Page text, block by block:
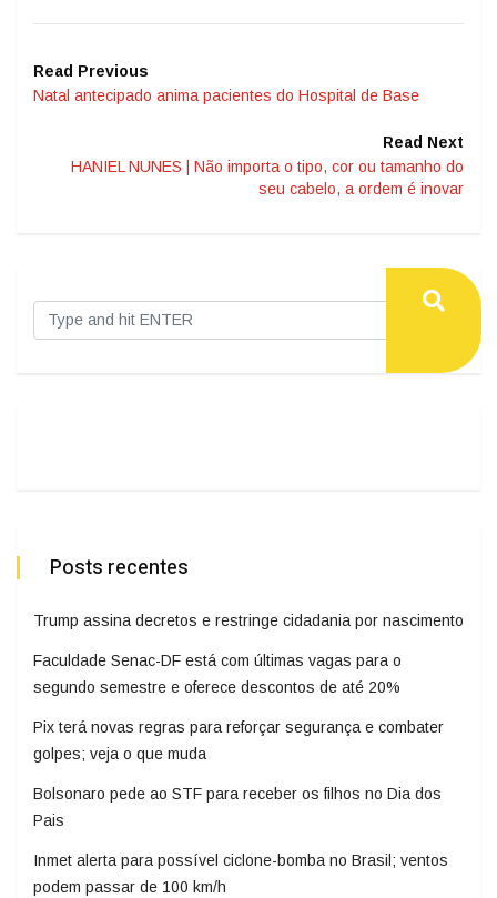
Read Previous
Natal antecipado anima pacientes do Hospital de Base
Read Next
HANIEL NUNES | Não importa o tipo, cor ou tamanho do
seu cabelo, a ordem é inovar
Posts recentes
Trump assina decretos e restringe cidadania por nascimento
Faculdade Senac-DF está com últimas vagas para o
segundo semestre e oferece descontos de até 20%
Pix terá novas regras para reforçar segurança e combater
golpes; veja o que muda
Bolsonaro pede ao STF para receber os filhos no Dia dos
Pais
Inmet alerta para possível ciclone-bomba no Brasil; ventos
podem passar de 100 km/h